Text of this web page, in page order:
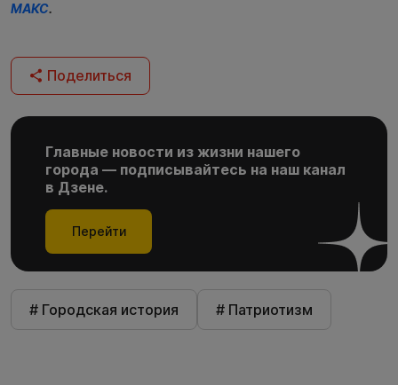
МАКС.
Поделиться
Главные новости из жизни нашего
города — подписывайтесь на наш канал
в Дзене.
Перейти
# Городская история # Патриотизм